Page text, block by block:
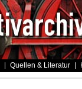
Quellen & Literatur